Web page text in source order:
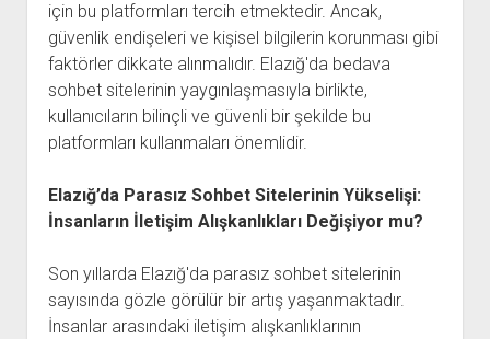
için bu platformları tercih etmektedir. Ancak,
güvenlik endişeleri ve kişisel bilgilerin korunması gibi
faktörler dikkate alınmalıdır. Elazığ'da bedava
sohbet sitelerinin yaygınlaşmasıyla birlikte,
kullanıcıların bilinçli ve güvenli bir şekilde bu
platformları kullanmaları önemlidir.
Elazığ’da Parasız Sohbet Sitelerinin Yükselişi:
İnsanların İletişim Alışkanlıkları Değişiyor mu?
Son yıllarda Elazığ'da parasız sohbet sitelerinin
sayısında gözle görülür bir artış yaşanmaktadır.
İnsanlar arasındaki iletişim alışkanlıklarının